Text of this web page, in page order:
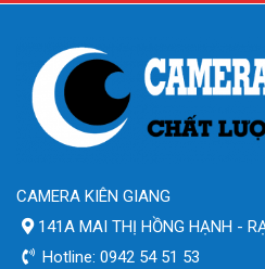
CAMERA KIÊN GIANG
141A MAI THỊ HỒNG HẠNH -
Hotline: 0942 54 51 53